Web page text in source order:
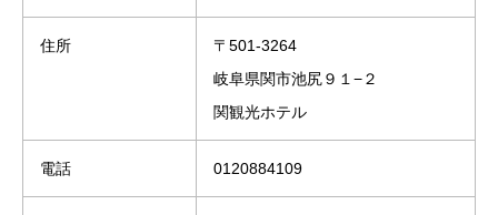
住所
〒501-3264
岐阜県関市池尻９１−２
関観光ホテル
電話 0120884109